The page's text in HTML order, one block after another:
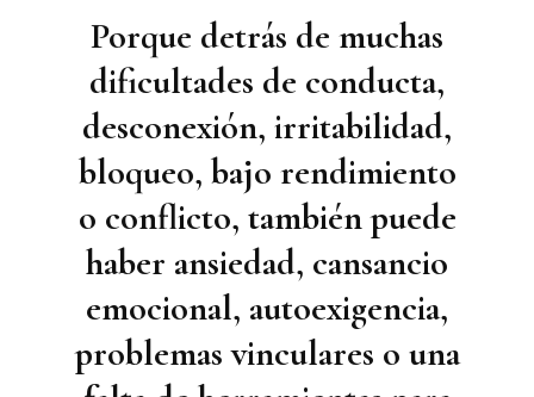
Porque detrás de muchas
dificultades de conducta,
desconexión, irritabilidad,
bloqueo, bajo rendimiento
o conflicto, también puede
haber ansiedad, cansancio
emocional, autoexigencia,
problemas vinculares o una